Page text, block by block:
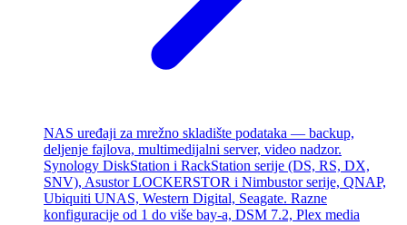
NAS uređaji za mrežno skladište podataka — backup,
deljenje fajlova, multimedijalni server, video nadzor.
Synology DiskStation i RackStation serije (DS, RS, DX,
SNV), Asustor LOCKERSTOR i Nimbustor serije, QNAP,
Ubiquiti UNAS, Western Digital, Seagate. Razne
konfiguracije od 1 do više bay-a, DSM 7.2, Plex media